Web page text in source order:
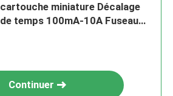
cartouche miniature Décalage
de temps 100mA-10A Fuseau
Continuer